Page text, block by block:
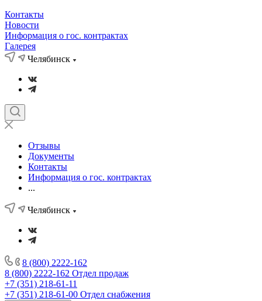
Контакты
Новости
Информация о гос. контрактах
Галерея
Челябинск
Отзывы
Документы
Контакты
Информация о гос. контрактах
...
Челябинск
8 (800) 2222-162
8 (800) 2222-162 Отдел продаж
+7 (351) 218-61-11
+7 (351) 218-61-00 Отдел снабжения